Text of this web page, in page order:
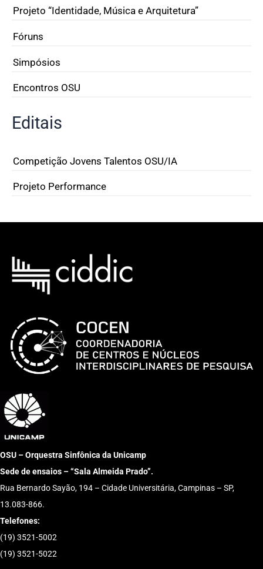
Projeto “Identidade, Música e Arquitetura”
Fóruns
Simpósios
Encontros OSU
Editais
Competição Jovens Talentos OSU/IA
Projeto Performance
OSU – Orquestra Sinfônica da Unicamp
Sede de ensaios – “Sala Almeida Prado”.
Rua Bernardo Sayão, 194 – Cidade Universitária, Campinas – SP,
13.083-866.
Telefones:
(19) 3521-5002
(19) 3521-5022